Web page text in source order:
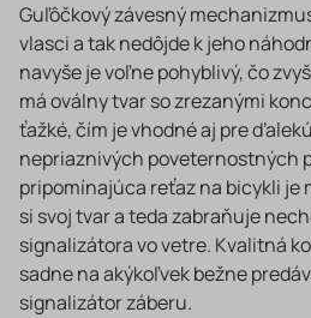
Guľôčkový závesný
vlasci a tak nedôjde k jeho
navyše je voľne pohyblivý, čo
má oválny tvar so zrezanými
ťažké, čím je vhodné aj pre
nepriaznivých poveternostných
pripomínajúca reťaz na bicykli je
si svoj tvar a teda zabraňuje
signalizátora vo vetre. Kvalitná
sadne na akýkoľvek bežne
signalizátor záberu.